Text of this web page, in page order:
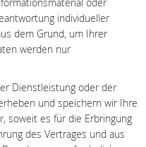
oder
individueller
dem Grund, um Ihrer
werden nur
Dienstleistung oder der
und speichern wir Ihre
soweit es für die Erbringung
des Vertrages und aus